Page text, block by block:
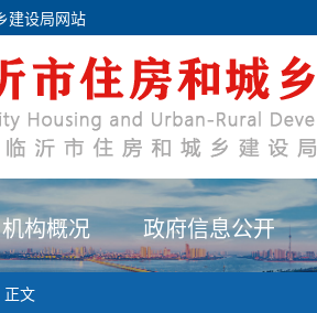
建设局网站
机构概况 政府信息公开
正文